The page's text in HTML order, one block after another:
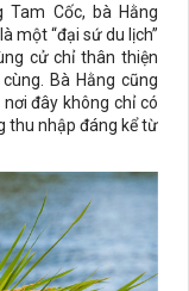
Cốc, bà Hằng
một “đại sứ du lịch”
cử chỉ thân thiện
Bà Hằng cũng
đây không chỉ có
thu nhập đáng kể từ